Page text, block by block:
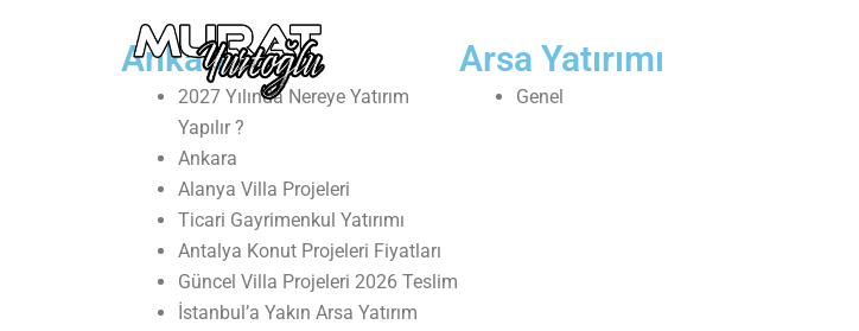
Ankara
2027 Yılında Nereye Yatırım
Yapılır ?
Ankara
Alanya Villa Projeleri
Ticari Gayrimenkul Yatırımı
Antalya Konut Projeleri Fiyatları
Güncel Villa Projeleri 2026 Teslim
İstanbul’a Yakın Arsa Yatırım
Arsa Yatırımı
Genel